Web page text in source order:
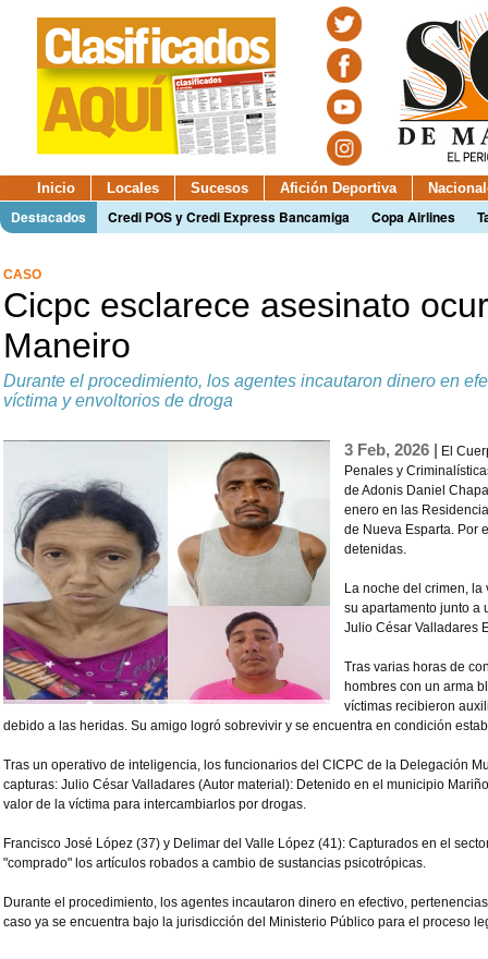
Inicio Locales Sucesos Afición Deportiva
Destacados Credi POS y Credi Express Bancamiga Copa Airlines
CASO
Cicpc esclarece asesinato
Maneiro
Durante el procedimiento, los agentes incautaron dinero en
víctima y envoltorios de droga
3 Feb, 2026 | El
Penales y
de Adonis Daniel
enero en las
de Nueva Esparta. Por
detenidas.
La noche del crimen,
su apartamento junto a
Julio César Valladares
Tras varias horas de
hombres con un arma
víctimas recibieron
debido a las heridas. Su amigo logró sobrevivir y se encuentra en condición
Tras un operativo de inteligencia, los funcionarios del CICPC de la Delegación
capturas: Julio César Valladares (Autor material): Detenido en el municipio
valor de la víctima para intercambiarlos por drogas.
Francisco José López (37) y Delimar del Valle López (41): Capturados en el
"comprado" los artículos robados a cambio de sustancias psicotrópicas.
Durante el procedimiento, los agentes incautaron dinero en efectivo,
caso ya se encuentra bajo la jurisdicción del Ministerio Público para el proceso